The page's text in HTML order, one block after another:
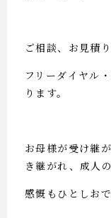
ご相談、お見積
フリーダイヤル
ります。
お母様が受け継
き継がれ、成人
感慨もひとしおで